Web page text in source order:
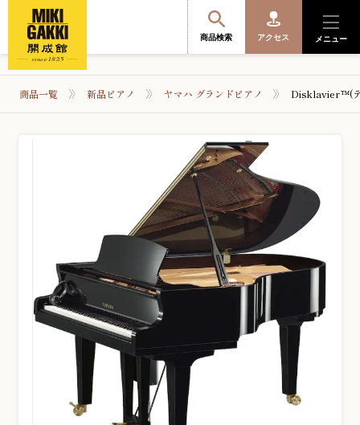
商品検索 アクセス メニュー
開成館を知る
音楽教室・イベント情報
サポート・購入特典
お問い合わせ総合窓口
商品一覧 新品ピアノ ヤマハ グランドピアノ Disklavier™(